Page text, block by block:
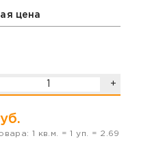
цена
+
1 кв.м. =1 уп. = 2.69